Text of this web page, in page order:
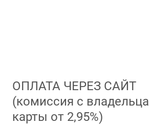
ОПЛАТА ЧЕРЕЗ САЙТ
(комиссия с владельца
карты от 2,95%)